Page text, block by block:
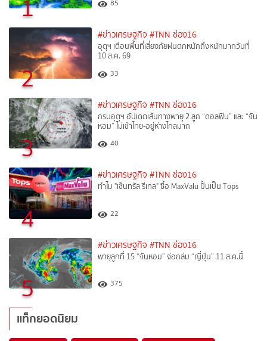
1 85
2
#ข่าวเศรษฐกิจ #TNN ช่อง16
อุตุฯ เตือนพื้นที่เสี่ยงภัยฝนตกหนักถึงหนักมากวันที่
10 ส.ค. 69
33
3
#ข่าวเศรษฐกิจ #TNN ช่อง16
กรมอุตุฯ อัปเดตเส้นทางพายุ 2 ลูก “ดอลฟิน” และ “จัน
หอม” ไม่เข้าไทย-อยู่ห่างไกลมาก
40
4
#ข่าวเศรษฐกิจ #TNN ช่อง16
ทำไม "เซ็นทรัล รีเทล" ซื้อ MaxValu ปั้นเป็น Tops
22
5
#ข่าวเศรษฐกิจ #TNN ช่อง16
พายุลูกที่ 15 “จันหอม” จ่อถล่ม “ญี่ปุ่น” 11 ส.ค.นี้
375
แท็กยอดนิยม